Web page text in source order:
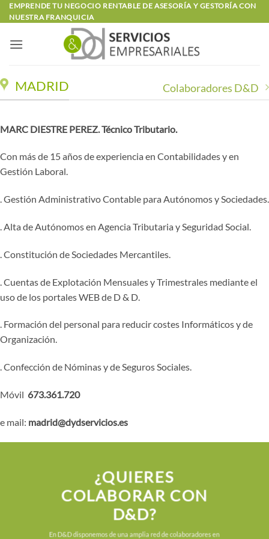
Saltar
al
EMPRENDE TU NEGOCIO RENTABLE DE ASESORÍA Y GESTORÍA CON
NUESTRA FRANQUICIA
MADRID Colaboradores D&D
MARC DIESTRE PEREZ. Técnico Tributario.
Con más de 15 años de experiencia en Contabilidades y en
Gestión Laboral.
. Gestión Administrativo Contable para Autónomos y Sociedades.
. Alta de Autónomos en Agencia Tributaria y Seguridad Social.
. Constitución de Sociedades Mercantiles.
. Cuentas de Explotación Mensuales y Trimestrales mediante el
uso de los portales WEB de D & D.
. Formación del personal para reducir costes Informáticos y de
Organización.
. Confección de Nóminas y de Seguros Sociales.
Móvil 673.361.720
e mail: madrid@dydservicios.es
¿QUIERES
COLABORAR CON
D&D?
En D&D disponemos de una amplia red de colaboradores en